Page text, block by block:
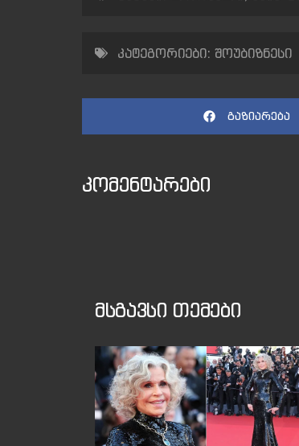
კატეგორიები: შოუბიზნესი
გაზიარება
კომენტარები
მსგავსი თემები